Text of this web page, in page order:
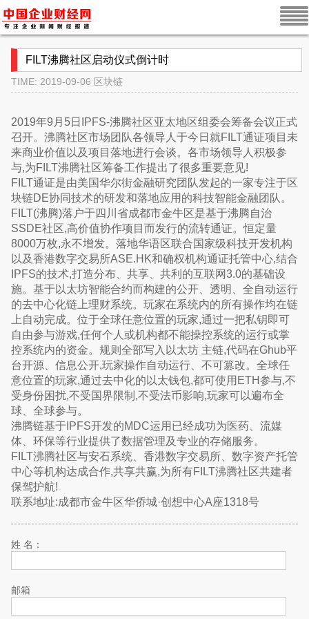
FILT沸腾社区启动仪式倒计时
TIME: 2019-09-06 区块链
2019年9月5日IPFS-沸腾社区亚太地区组委会筹备会议正式
召开。沸腾社区市场团队各领导人于今日就FILT通证项目未
来商业价值以及项目落地进行会谈。各市场领导人积极参
与,为FILT沸腾社区筹备工作提出了很多重要意见!
FILT通证是由美国华尔街金融研究团队发起的一家专注于区
块链DE协同技术的研发和落地应用的科技智能金融团队。
FILT(沸腾)落户于四川省成都市金牛区是基于沸腾自治
SSDE社区,高价值协作项目而发行的流转通证。恒定量
8000万枚,永不增发。落地华语区联合国家级科技开发机构
以及香港数字交易所ASE.HK和确权机构通证托管中心,结合
IPFS的技术,打造分布、共享、共利的互联网3.0的基础设
施。基于以太坊智能合约而构建的公开、透明、全自动运行
的去中心化链上理财系统。玩家在系统内的所有操作均在链
上自动完成。位于全球任意位置的玩家,通过一把私钥即可
自由参与游戏,任何个人或机构都不能操控系统的运行或掌
控系统内的资金。规则全部写入以太坊 主链,代码在Ghub平
台开源、信息公开,玩家操作自动运行、不可篡改。全球任
意位置的玩家,通过去中化的以太钱包,都可使用ETH参与,不
受身份困扰,不受国界限制,不受法币影响,玩家可以遍布全
球、全球参与。
沸腾链基于IPFS开发的MDC运用已经成功为医药、流媒
体、环保等行业提供了数据管理及专业的存储服务。
FILT沸腾社区与安石系统、香港数字交易所、数字资产托管
中心等机构达成合作,共享共赢,为所有FILT沸腾社区共建者
保驾护航!
联系地址:成都市金牛区华侨城·创想中心A座1318号
姓 名：
邮箱